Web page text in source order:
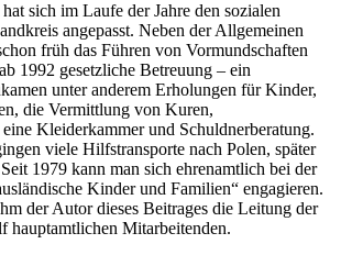
sich im Laufe der Jahre den sozialen
angepasst. Neben der Allgemeinen
früh das Führen von Vormundschaften
1992 gesetzliche Betreuung – ein
unter anderem Erholungen für Kinder,
die Vermittlung von Kuren,
Kleiderkammer und Schuldnerberatung.
viele Hilfstransporte nach Polen, später
1979 kann man sich ehrenamtlich bei der
Kinder und Familien“ engagieren.
der Autor dieses Beitrages die Leitung der
hauptamtlichen Mitarbeitenden.